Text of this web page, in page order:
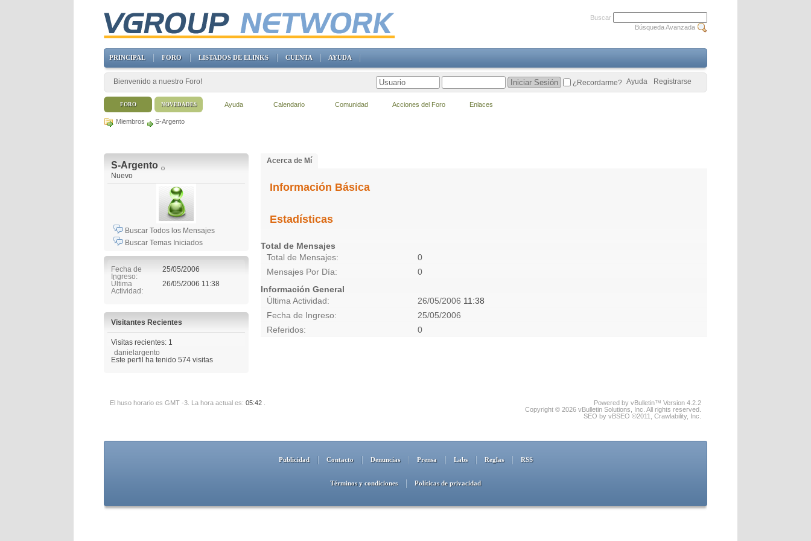
Miembros S-Argento
S-Argento
Nuevo
Buscar Todos los Mensajes
Buscar Temas Iniciados
Fecha de
Ingreso
25/05/2006
Última
Actividad
26/05/2006 11:38
Visitantes Recientes
Visitas recientes: 1
danielargento
Este perfil ha tenido 574 visitas
Acerca de Mí
Información Básica
Estadísticas
Total de Mensajes
Total de Mensajes
0
Mensajes Por Día
0
Información General
Última Actividad
26/05/2006 11:38
Fecha de Ingreso
25/05/2006
Referidos
0
El huso horario es GMT -3. La hora actual es: 05:42
Powered by vBulletin™ Version 4.2.2
Copyright © 2026 vBulletin Solutions, Inc. All rights reserved.
SEO by vBSEO ©2011, Crawlability, Inc.
Publicidad Contacto Denuncias Prensa Labs Reglas RSS
Términos y condiciones Políticas de privacidad
Buscar
Búsqueda Avanzada
PRINCIPAL FORO LISTADOS DE ELINKS CUENTA AYUDA
Bienvenido a nuestro Foro! Registrarse
Ayuda
¿Recordarme?
FORO Ayuda Calendario Comunidad Acciones del Foro Enlaces
NOVEDADES